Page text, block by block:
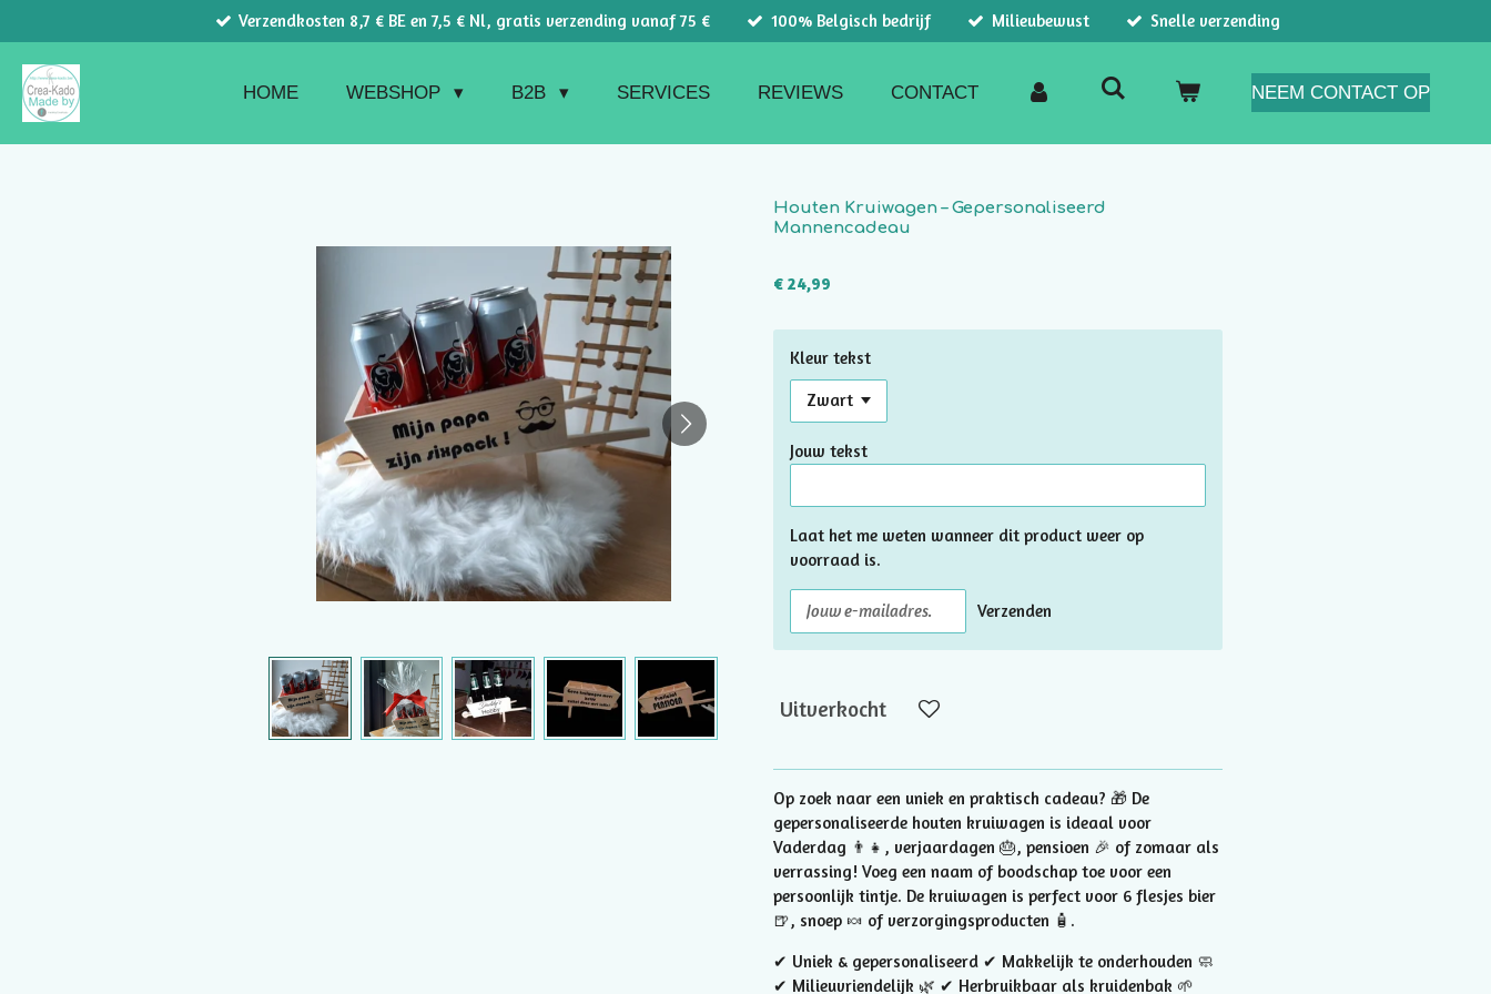
direct
naar
de
hoofdinhoud
Verzendkosten 8,7 € BE en 7,5 € Nl, gratis verzending vanaf 75 € 100% Belgisch bedrijf Milieubewust Snelle verzending
HOME WEBSHOP B2B SERVICES REVIEWS CONTACT NEEM CONTACT OP
Houten Kruiwagen – Gepersonaliseerd
Mannencadeau
€ 24,99
Kleur tekst
Jouw tekst
Laat het me weten wanneer dit product weer op
voorraad is.
Verzenden
Uitverkocht
Op zoek naar een uniek en praktisch cadeau? 🎁 De
gepersonaliseerde houten kruiwagen is ideaal voor
Vaderdag 👨‍👧, verjaardagen 🎂, pensioen 🎉 of zomaar als
verrassing! Voeg een naam of boodschap toe voor een
persoonlijk tintje. De kruiwagen is perfect voor 6 flesjes bier
🍺, snoep 🍬 of verzorgingsproducten 🧴.
✔ Uniek & gepersonaliseerd ✔ Makkelijk te onderhouden 🧼
✔ Milieuvriendelijk 🌿 ✔ Herbruikbaar als kruidenbak 🌱